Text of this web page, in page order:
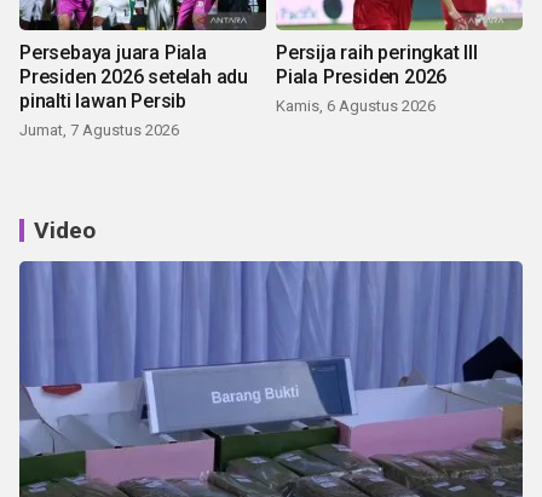
Persebaya juara Piala
Presiden 2026 setelah adu
pinalti lawan Persib
Jumat, 7 Agustus 2026
Persija raih peringkat III
Piala Presiden 2026
Kamis, 6 Agustus 2026
Video